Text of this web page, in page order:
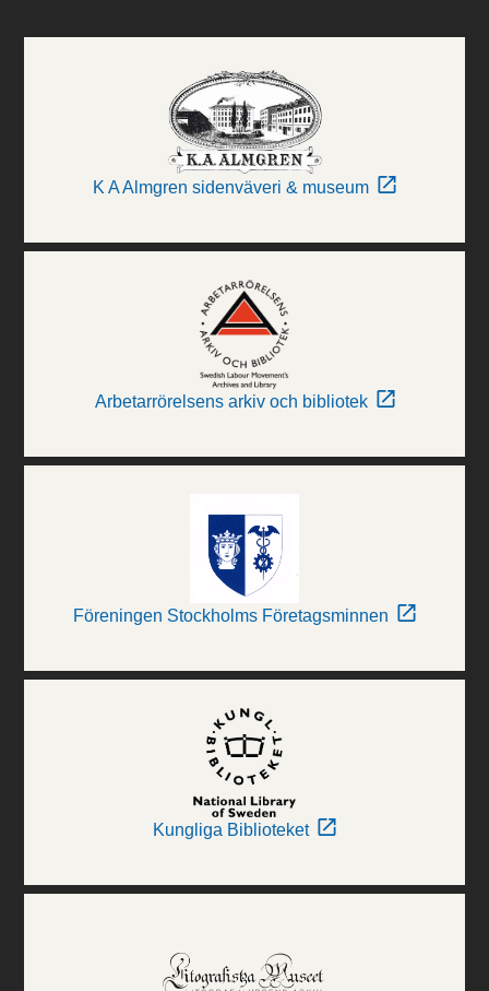
K A Almgren sidenväveri & museum
Arbetarrörelsens arkiv och bibliotek
Föreningen Stockholms Företagsminnen
Kungliga Biblioteket